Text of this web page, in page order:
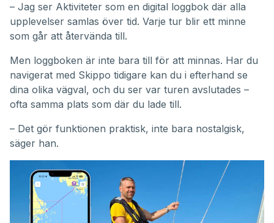
– Jag ser Aktiviteter som en digital loggbok där alla
upplevelser samlas över tid. Varje tur blir ett minne
som går att återvända till.
Men loggboken är inte bara till för att minnas. Har du
navigerat med Skippo tidigare kan du i efterhand se
dina olika vägval, och du ser var turen avslutades –
ofta samma plats som där du lade till.
– Det gör funktionen praktisk, inte bara nostalgisk,
säger han.